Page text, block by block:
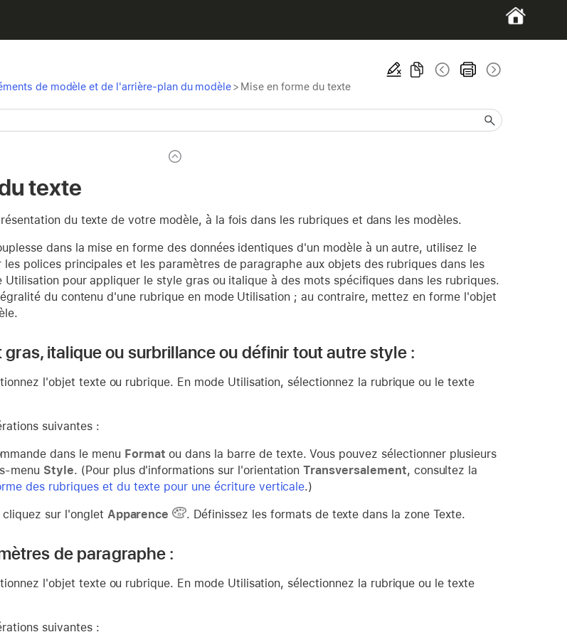
de modèle et de l'arrière-plan du modèle> Mise en forme du texte
texte
du texte de votre modèle, à la fois dans les rubriques et dans les modèles.
dans la mise en forme des données identiques d'un modèle à un autre, utilisez le
polices principales et les paramètres de paragraphe aux objets des rubriques dans les
Utilisation pour appliquer le style gras ou italique à des mots spécifiques dans les rubriques.
du contenu d'une rubrique en mode Utilisation ; au contraire, mettez en forme l'objet
italique ou surbrillance ou définir tout autre style :
l'objet texte ou rubrique. En mode Utilisation, sélectionnez la rubrique ou le texte
suivantes :
dans le menu Format ou dans la barre de texte. Vous pouvez sélectionner plusieurs
menu Style. (Pour plus d'informations sur l'orientationTransversalement, consultez la
des rubriques et du texte pour une écriture verticale.)
cliquez sur l'onglet Apparence . Définissez les formats de texte dans la zone Texte.
de paragraphe :
l'objet texte ou rubrique. En mode Utilisation, sélectionnez la rubrique ou le texte
suivantes :